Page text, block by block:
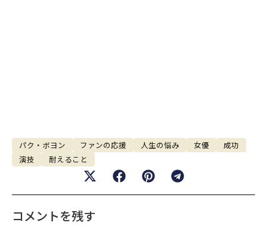
パク・ボヨン ファンの応援 人生の悩み 女優
成功
演技
耐えること
コメントを残す